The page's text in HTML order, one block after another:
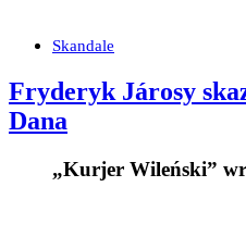
Skandale
Fryderyk Járosy
Dana
„Kurjer Wileński”